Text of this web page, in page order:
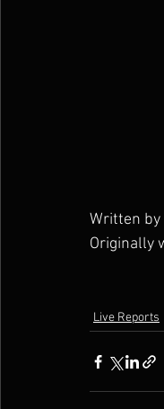
Written by
Originally
Live Reports